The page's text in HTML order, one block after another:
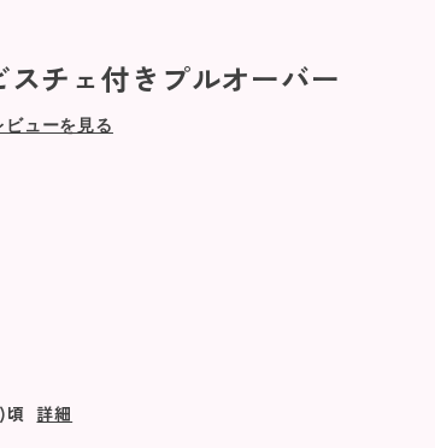
チェ付きプルオーバー
ビューを見る
頃 詳細